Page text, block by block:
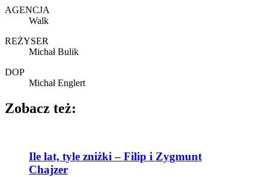
AGENCJA
Walk
REŻYSER
Michał Bulik
DOP
Michał Englert
Zobacz też:
Ile lat, tyle zniżki – Filip i Zygmunt
Chajzer